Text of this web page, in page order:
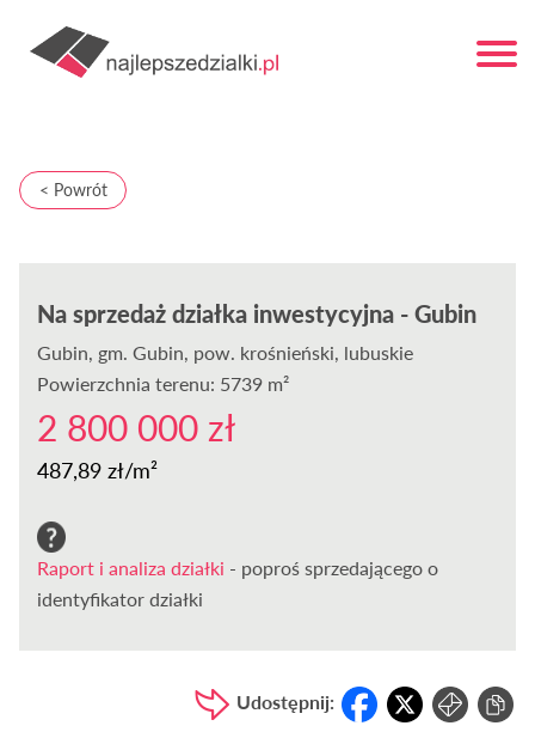
< Powrót
Na sprzedaż działka inwestycyjna - Gubin
Gubin, gm. Gubin, pow. krośnieński, lubuskie
Powierzchnia terenu: 5739 m²
2 800 000 zł
487,89 zł/m²
Raport i analiza działki - poproś sprzedającego o
identyfikator działki
Udostępnij: